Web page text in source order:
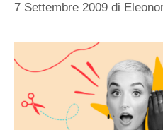
7 Settembre 2009 di